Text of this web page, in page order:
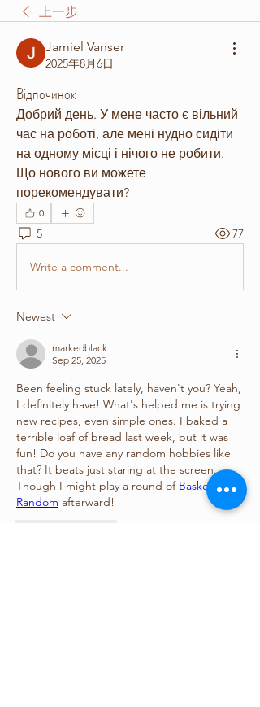
上一步
Jamiel Vanser
2025年8月6日
Відпочинок
Добрий день. У мене часто є вільний
час на роботі, але мені нудно сидіти
на одному місці і нічого не робити.
Що нового ви можете
порекомендувати?
0
5 77
Write a comment...
Newest
markedblack
Sep 25, 2025
Been feeling stuck lately, haven't you? Yeah,
I definitely have! What's helped me is trying
new recipes, even simple ones. I baked a
terrible loaf of bread last week, but it was
fun! Do you have any random hobbies like
that? It beats just staring at the screen.
Though I might play a round of Basket
Random afterward!